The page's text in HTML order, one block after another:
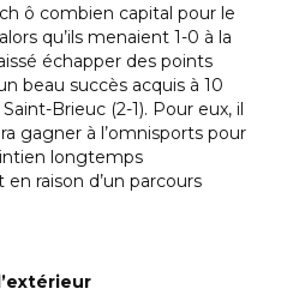
ô combien capital pour le
qu’ils menaient 1-0 à la
échapper des points
beau succès acquis à 10
Brieuc (2-1). Pour eux, il
gagner à l’omnisports pour
longtemps
raison d’un parcours